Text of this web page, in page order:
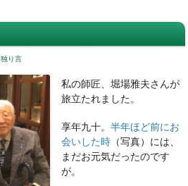
独り言
私の師匠、堀場雅夫さんが
旅立たれました。
享年九十。半年ほど前にお
会いした時 （写真）には、
まだお元気だったのです
が。